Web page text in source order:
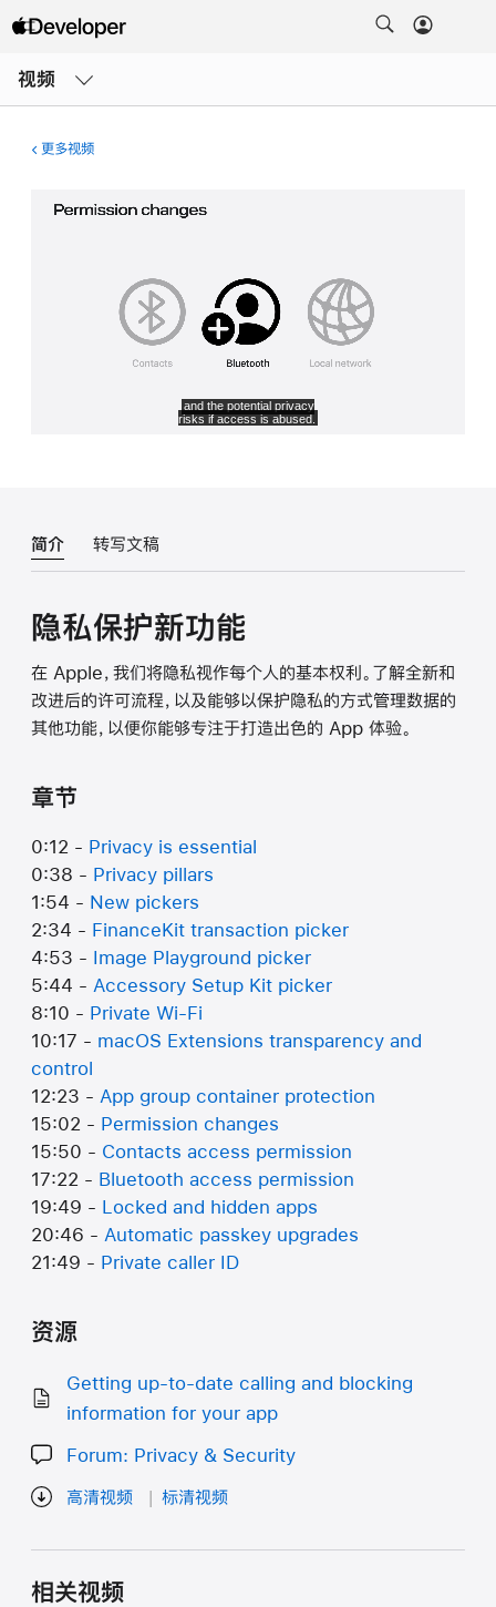
视频
单
更多视频
简介 转写文稿
隐私保护新功能
在 Apple，我们将隐私视作每个人的基本权利。了解全新和
改进后的许可流程，以及能够以保护隐私的方式管理数据的
其他功能，以便你能够专注于打造出色的 App 体验。
章节
0:12 - Privacy is essential
0:38 - Privacy pillars
1:54 - New pickers
2:34 - FinanceKit transaction picker
4:53 - Image Playground picker
5:44 - Accessory Setup Kit picker
8:10 - Private Wi-Fi
10:17 - macOS Extensions transparency and
control
12:23 - App group container protection
15:02 - Permission changes
15:50 - Contacts access permission
17:22 - Bluetooth access permission
19:49 - Locked and hidden apps
20:46 - Automatic passkey upgrades
21:49 - Private caller ID
资源
Getting up-to-date calling and blocking
information for your app
Forum: Privacy & Security
高清视频 标清视频
相关视频